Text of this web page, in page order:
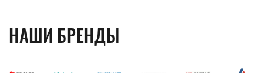
НАШИ БРЕНДЫ